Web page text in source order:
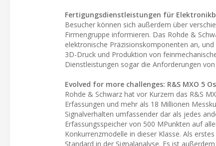
Fertigungsdienstleistungen für
Besucher können sich außerdem über
Firmengruppe informieren. Das Rohde &
elektronische Präzisionskomponenten an,
3D-Druck und Produktion von
Dienstleistungen sogar die Anforderungen
Evolved for more challenges: R&S MXO 5
Rohde & Schwarz hat vor Kurzem das R&S
Erfassungen und mehr als 18 Millionen
Signalverhalten umfassender dar als jedes
Erfassungsspeicher von 500 MPunkten auf
Konkurrenzmodelle in dieser Klasse. Als
Standard in der Signalanalyse. Es ist